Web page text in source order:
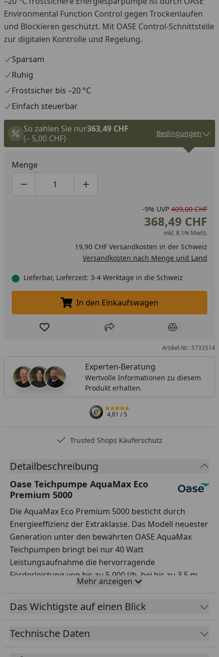
Environmental Function Control gegen Trockenlaufen
und Blockieren geschützt. Mit OASE Control-Schnittstelle
zur digitalen Kontrolle und Regelung.
Sparsam
Ruhig
Frostsicher bis –20 °C
Einfach steuerbar
So zahlen Sie nur363,49 CHF
(– 5,00 CHF)
Bedingungen
Menge
Produktmenge um eins verringern
Produktmenge manuell eingeben
Produktmenge um eins erhöhen
-9% UVP 409,00 CHF
368,49 CHF
inkl. 8,1% MwSt.
19,90 CHF Versandkosten in der Schweiz
Versandkosten nach Menge und Land
Lieferbar, Lieferzeit: 3-4 Werktage in die Schweiz
In den Einkaufswagen legen
In den Einkaufswagen
Produkt zur Wunschliste hinzufügen
Teilen Produkt
Artikel-Nr.: 5733514
Experten-Beratung
Wertvolle Informationen zu diesem
Produkt erhalten.
4,81/ 5
Trusted Shops Käuferschutz
Detailbeschreibung
Oase Teichpumpe AquaMax Eco
Premium 5000
Die AquaMax Eco Premium 5000 besticht durch
Energieeffizienz der Extraklasse. Das Modell neuester
Generation unter den bewährten OASE AquaMax
Teichpumpen bringt bei nur 40 Watt
Leistungsaufnahme die hervorragende
Förderleistung von bis zu 5.000 l/h, bei bis zu 3,5 m
Wassersäule. Gegenüber ihrem Vorgängermodell ist
diese Pumpe sparsamer, leiser und hat einen noch
einmal verbesserten Wirkungsgrad. Ihre Seasonal
temperaturgesteuerte Filter-Durchflussmengen. Sie
Mehr anzeigen
Das Wichtigste auf einen Blick
Technische Daten